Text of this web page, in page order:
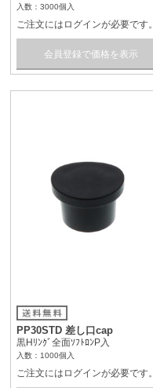
入数：3000個入
ご注文にはログインが必要です。
会員登録で価格を表示
PP30STD 差し口cap
黒Hﾘﾝｸﾞ全面ｿﾌﾄﾛﾝP入
入数：1000個入
ご注文にはログインが必要です。